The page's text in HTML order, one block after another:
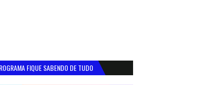
FIQUE SABENDO DE TUDO